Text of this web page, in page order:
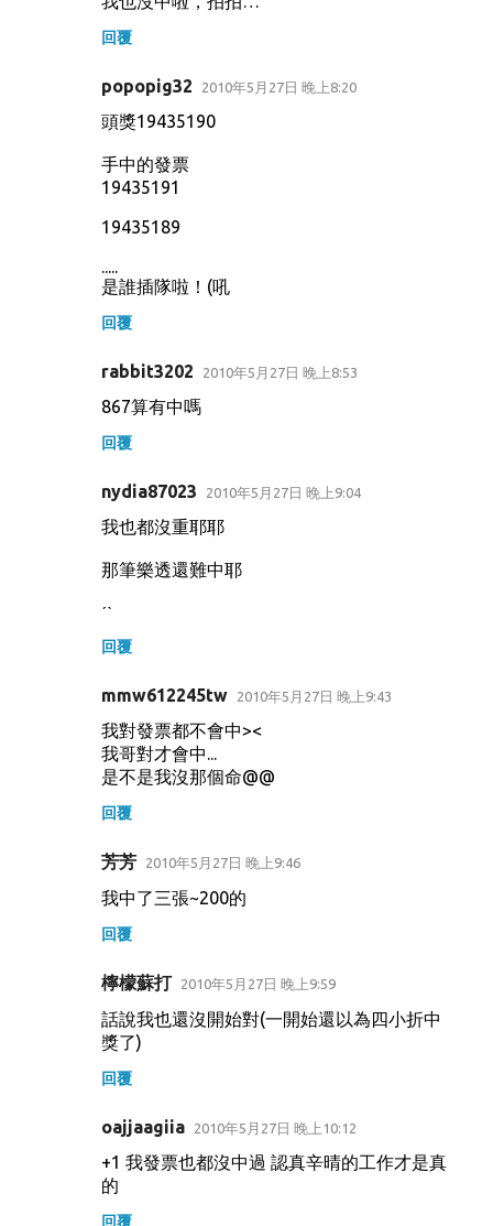
回覆
popopig32 2010年5月27日 晚上8:20
頭獎19435190
手中的發票
19435191
19435189
.....
是誰插隊啦！(吼
回覆
rabbit3202 2010年5月27日 晚上8:53
867算有中嗎
回覆
nydia87023 2010年5月27日 晚上9:04
我也都沒重耶耶
那筆樂透還難中耶
ˊˋ
回覆
mmw612245tw 2010年5月27日 晚上9:43
我對發票都不會中><
我哥對才會中...
是不是我沒那個命@@
回覆
芳芳 2010年5月27日 晚上9:46
我中了三張~200的
回覆
檸檬蘇打 2010年5月27日 晚上9:59
話說我也還沒開始對(一開始還以為四小折中
獎了)
回覆
oajjaagiia 2010年5月27日 晚上10:12
+1 我發票也都沒中過 認真辛晴的工作才是真
的
回覆